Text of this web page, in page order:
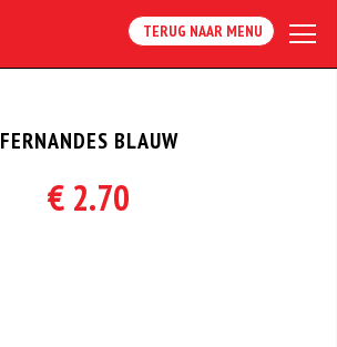
TERUG NAAR MENU
FERNANDES BLAUW
€ 2.70